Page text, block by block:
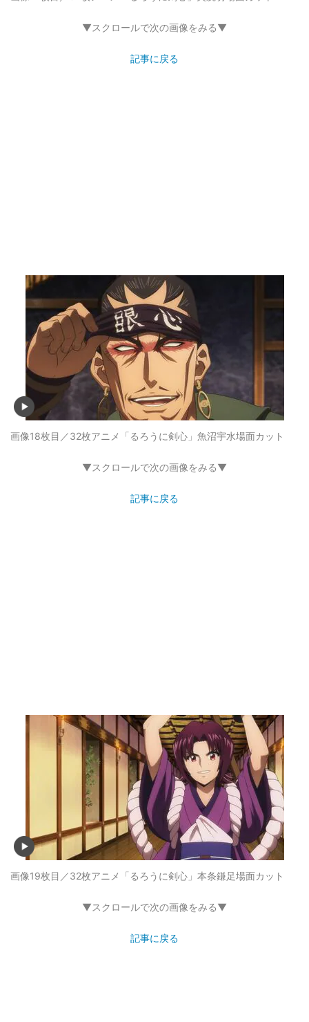
▼スクロールで次の画像をみる▼
記事に戻る
画像18枚目／32枚アニメ「るろうに剣心」魚沼宇水場面カット
▼スクロールで次の画像をみる▼
記事に戻る
画像19枚目／32枚アニメ「るろうに剣心」本条鎌足場面カット
▼スクロールで次の画像をみる▼
記事に戻る